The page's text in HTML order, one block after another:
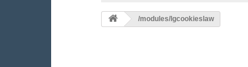
/modules/lgcookieslaw